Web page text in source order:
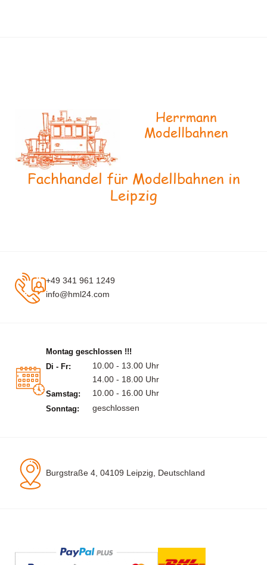
Herrmann
Modellbahnen
Fachhandel für Modellbahnen in
Leipzig
+49 341 961 1249
info@hml24.com
Montag geschlossen !!!
Di - Fr:
10.00 - 13.00 Uhr
14.00 - 18.00 Uhr
Samstag: 10.00 - 16.00 Uhr
Sonntag: geschlossen
Burgstraße 4, 04109 Leipzig, Deutschland